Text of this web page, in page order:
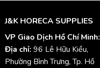
J&K HORECA SUPPLIES
VP Giao Dịch Hồ Chí Minh:
Địa chỉ: 96 Lê Hữu Kiều,
Phường Bình Trưng, Tp. Hồ